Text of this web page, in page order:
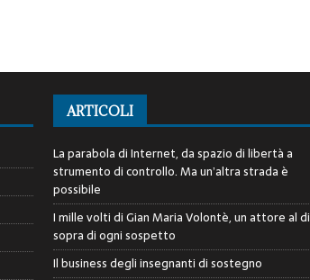
ARTICOLI
La parabola di Internet, da spazio di libertà a
strumento di controllo. Ma un’altra strada è
possibile
I mille volti di Gian Maria Volontè, un attore al di
sopra di ogni sospetto
Il business degli insegnanti di sostegno